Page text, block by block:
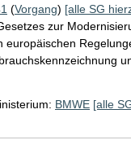
(Vorgang) [alle SG
zur
europäischen
BMWE [alle